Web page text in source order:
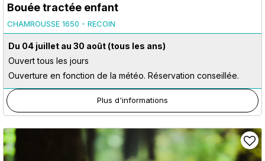
Bouée tractée enfant
CHAMROUSSE 1650 - RECOIN
Du 04 juillet au 30 août (tous les ans)
Ouvert tous les jours
Ouverture en fonction de la météo. Réservation conseillée.
Plus d'informations